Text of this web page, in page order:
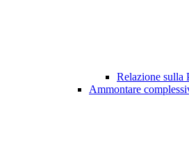
Relazione sulla
Ammontare